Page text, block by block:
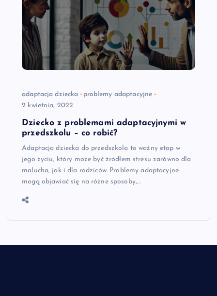
adaptacja dziecka
problemy adaptacyjne
2 kwietnia, 2022
Dziecko z problemami adaptacyjnymi w
przedszkolu – co robić?
Adaptacja dziecka do przedszkola to ważny etap w
jego życiu, który może być źródłem stresu zarówno dla
malucha, jak i dla rodziców. Problemy adaptacyjne
mogą objawiać się na różne sposoby,…